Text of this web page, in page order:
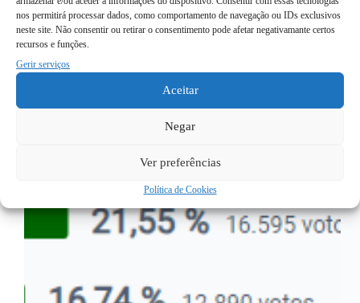
nos permitirá processar dados, como comportamento de navegação ou IDs exclusivos
neste site. Não consentir ou retirar o consentimento pode afetar negativamante certos
recursos e funções.
Gerir serviços
Aceitar
Negar
Ver preferências
Política de Cookies
Ler mais
A
hipocrisia
ausência
10 de Maio, 2024